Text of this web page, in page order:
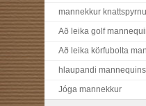
mannekkur
Að leika golf
Að leika körfubolta
hlaupandi mannequins
Jóga mannekkur